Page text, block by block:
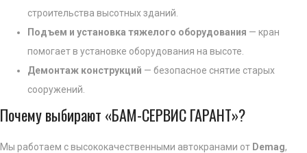
строительства высотных зданий.
Подъем и установка тяжелого оборудования — кран
помогает в установке оборудования на высоте.
Демонтаж конструкций — безопасное снятие старых
сооружений.
Почему выбирают «БАМ-СЕРВИС ГАРАНТ»?
Мы работаем с высококачественными автокранами от Demag,